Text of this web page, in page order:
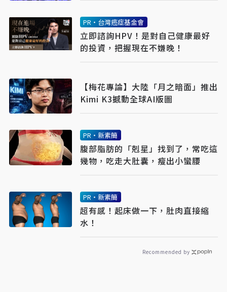
PR・台灣癌症基金會
立即諮詢HPV！是對自己健康最好
的投資，把握現在不嫌晚！
【梅花專論】大陸「月之暗面」推出
Kimi K3撼動全球AI版圖
PR・新素簡
腹部脂肪的「剋星」找到了，常吃這
幾物，吃走大肚囊，瘦出小蠻腰
PR・新素簡
超有感！起床做一下，肚肉直接縮
水！
Recommended by